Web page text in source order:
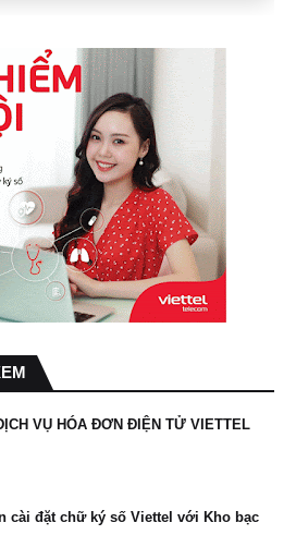
VỤ HÓA ĐƠN ĐIỆN TỬ VIETTEL
cài đặt chữ ký số Viettel với Kho bạc